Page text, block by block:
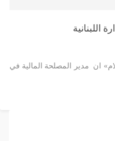
اللبنانية
ان مدير المصلحة المالية في